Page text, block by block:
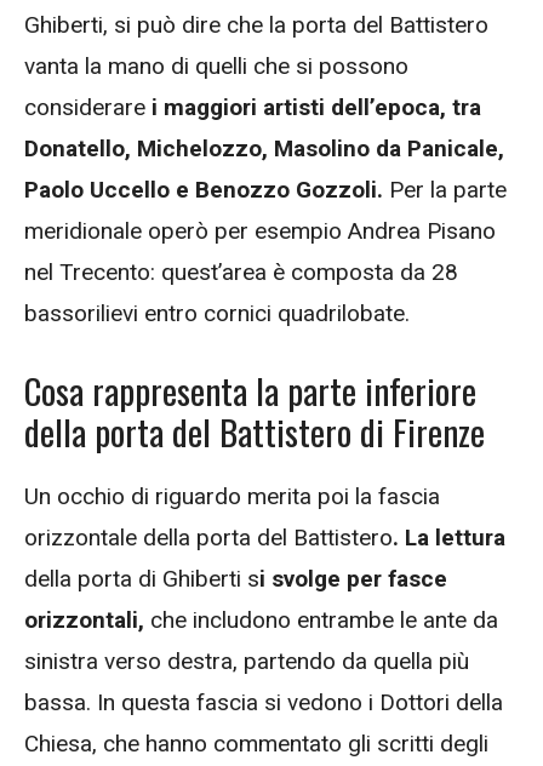
Ghiberti, si può dire che la porta del Battistero
vanta la mano di quelli che si possono
considerare i maggiori artisti dell’epoca, tra
Donatello, Michelozzo, Masolino da Panicale,
Paolo Uccello e Benozzo Gozzoli. Per la parte
meridionale operò per esempio Andrea Pisano
nel Trecento: quest’area è composta da 28
bassorilievi entro cornici quadrilobate.
Cosa rappresenta la parte inferiore
della porta del Battistero di Firenze
Un occhio di riguardo merita poi la fascia
orizzontale della porta del Battistero. La lettura
della porta di Ghiberti si svolge per fasce
orizzontali, che includono entrambe le ante da
sinistra verso destra, partendo da quella più
bassa. In questa fascia si vedono i Dottori della
Chiesa, che hanno commentato gli scritti degli